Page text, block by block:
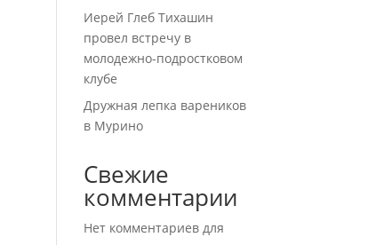
Иерей Глеб Тихашин
провел встречу в
молодежно-подростковом
клубе
Дружная лепка вареников
в Мурино
Свежие
комментарии
Нет комментариев для